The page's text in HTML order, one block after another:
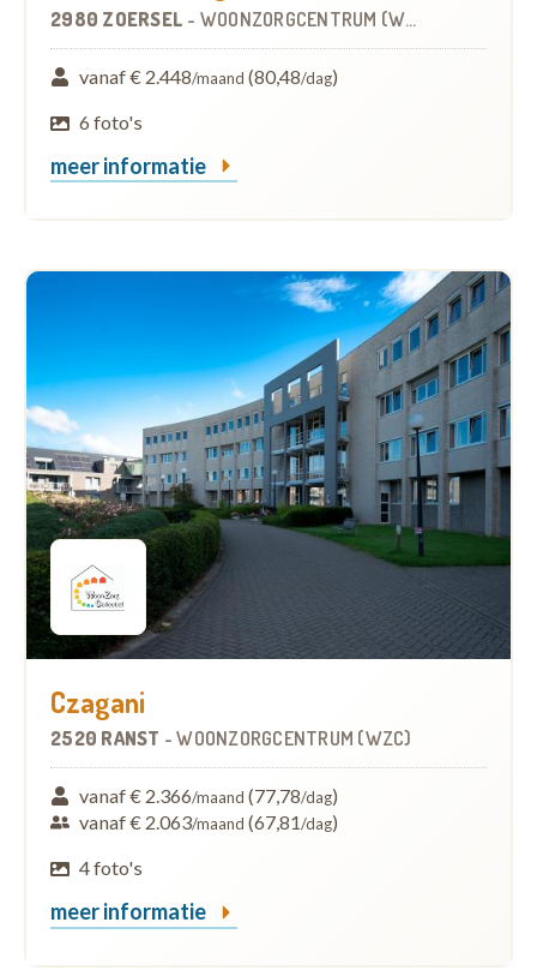
2980 ZOERSEL - WOONZORGCENTRUM (WZC)
vanaf € 2.448/maand (80,48/dag)
6 foto's
meer informatie
Czagani
2520 RANST -WOONZORGCENTRUM (WZC)
vanaf € 2.366/maand (77,78/dag)
vanaf € 2.063/maand (67,81/dag)
4 foto's
meer informatie